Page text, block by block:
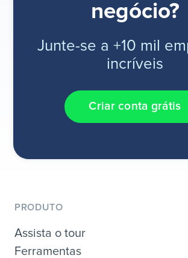
negócio?
Junte-se a +10 mil
incríveis
Criar conta grátis
PRODUTO
Assista o tour
Ferramentas